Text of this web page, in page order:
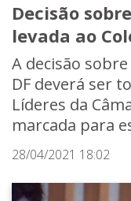
Decisão
levada ao
A decisão
DF deverá ser
Líderes da
marcada para
28/04/2021 18:02